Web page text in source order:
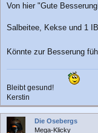
Von hier "Gute
Salbeitee, Kekse und 1
Könnte zur Besserung
Bleibt gesund!
Kerstin
Die Osebergs
Mega-Klicky